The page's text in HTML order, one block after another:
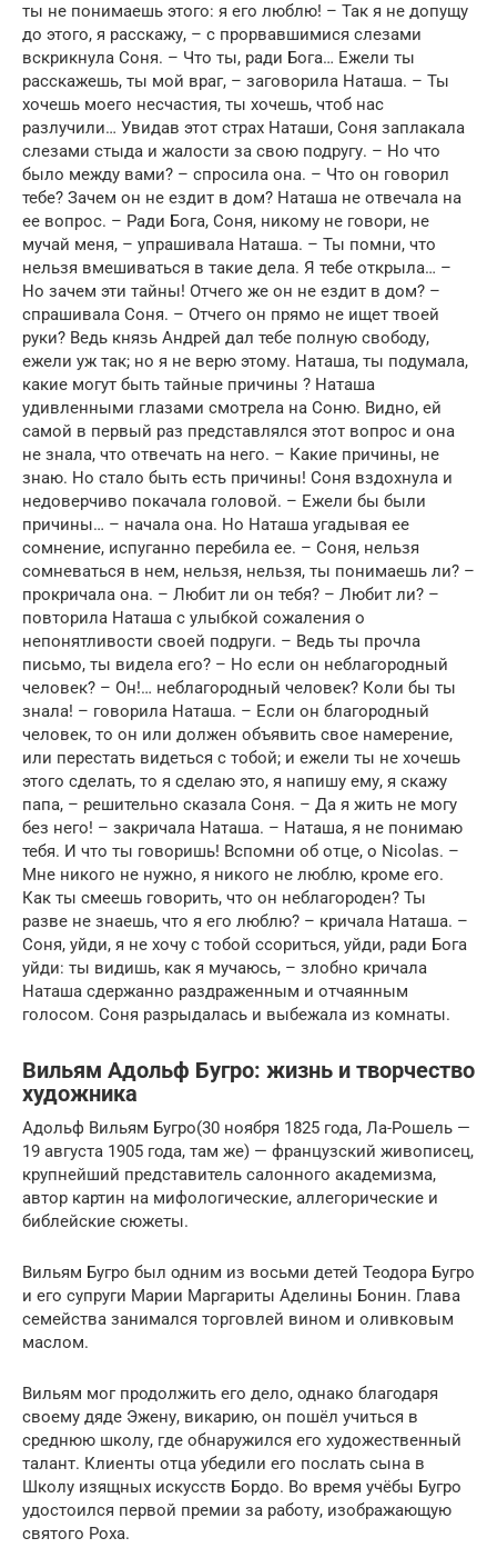
ты не понимаешь этого: я его люблю! – Так я не допущу
до этого, я расскажу, – с прорвавшимися слезами
вскрикнула Соня. – Что ты, ради Бога… Ежели ты
расскажешь, ты мой враг, – заговорила Наташа. – Ты
хочешь моего несчастия, ты хочешь, чтоб нас
разлучили… Увидав этот страх Наташи, Соня заплакала
слезами стыда и жалости за свою подругу. – Но что
было между вами? – спросила она. – Что он говорил
тебе? Зачем он не ездит в дом? Наташа не отвечала на
ее вопрос. – Ради Бога, Соня, никому не говори, не
мучай меня, – упрашивала Наташа. – Ты помни, что
нельзя вмешиваться в такие дела. Я тебе открыла… –
Но зачем эти тайны! Отчего же он не ездит в дом? –
спрашивала Соня. – Отчего он прямо не ищет твоей
руки? Ведь князь Андрей дал тебе полную свободу,
ежели уж так; но я не верю этому. Наташа, ты подумала,
какие могут быть тайные причины ? Наташа
удивленными глазами смотрела на Соню. Видно, ей
самой в первый раз представлялся этот вопрос и она
не знала, что отвечать на него. – Какие причины, не
знаю. Но стало быть есть причины! Соня вздохнула и
недоверчиво покачала головой. – Ежели бы были
причины… – начала она. Но Наташа угадывая ее
сомнение, испуганно перебила ее. – Соня, нельзя
сомневаться в нем, нельзя, нельзя, ты понимаешь ли? –
прокричала она. – Любит ли он тебя? – Любит ли? –
повторила Наташа с улыбкой сожаления о
непонятливости своей подруги. – Ведь ты прочла
письмо, ты видела его? – Но если он неблагородный
человек? – Он!… неблагородный человек? Коли бы ты
знала! – говорила Наташа. – Если он благородный
человек, то он или должен объявить свое намерение,
или перестать видеться с тобой; и ежели ты не хочешь
этого сделать, то я сделаю это, я напишу ему, я скажу
папа, – решительно сказала Соня. – Да я жить не могу
без него! – закричала Наташа. – Наташа, я не понимаю
тебя. И что ты говоришь! Вспомни об отце, о Nicolas. –
Мне никого не нужно, я никого не люблю, кроме его.
Как ты смеешь говорить, что он неблагороден? Ты
разве не знаешь, что я его люблю? – кричала Наташа. –
Соня, уйди, я не хочу с тобой ссориться, уйди, ради Бога
уйди: ты видишь, как я мучаюсь, – злобно кричала
Наташа сдержанно раздраженным и отчаянным
голосом. Соня разрыдалась и выбежала из комнаты.
Вильям Адольф Бугро: жизнь и творчество
художника
Адольф Вильям Бугро(30 ноября 1825 года, Ла-Рошель —
19 августа 1905 года, там же) — французский живописец,
крупнейший представитель салонного академизма,
автор картин на мифологические, аллегорические и
библейские сюжеты.
Вильям Бугро был одним из восьми детей Теодора Бугро
и его супруги Марии Маргариты Аделины Бонин. Глава
семейства занимался торговлей вином и оливковым
маслом.
Вильям мог продолжить его дело, однако благодаря
своему дяде Эжену, викарию, он пошёл учиться в
среднюю школу, где обнаружился его художественный
талант. Клиенты отца убедили его послать сына в
Школу изящных искусств Бордо. Во время учёбы Бугро
удостоился первой премии за работу, изображающую
святого Роха.